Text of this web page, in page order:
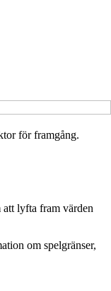
för framgång.
att lyfta fram värden
om spelgränser,